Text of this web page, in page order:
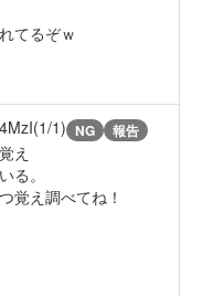
てるぞｗ
1) NG 報告
え
る。
覚え調べてね！